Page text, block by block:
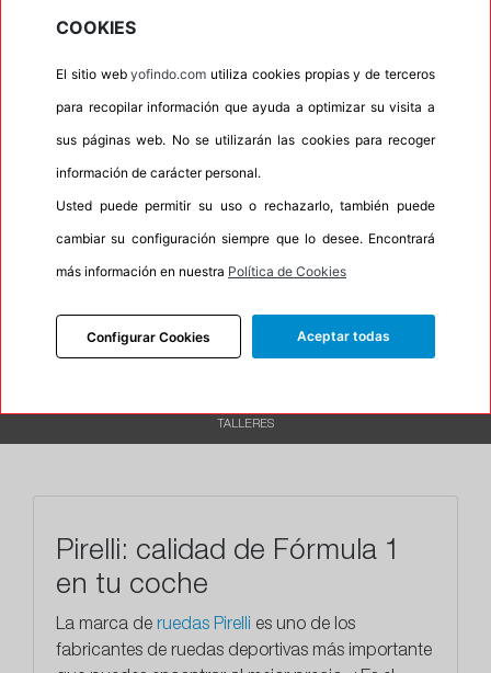
Banda blanca
No
Calidad PREMIUM
P.O.R. No
Oportunidad No
INFORMACIÓN
DESCRIPCIÓN
CARACTERÍSTICAS
TALLERES
Pirelli: calidad de Fórmula 1
en tu coche
La marca de ruedas Pirelli es uno de los
fabricantes de ruedas deportivas más importante
COOKIES
El sitio webyofindo.com utiliza cookies propias y de terceros
para recopilar información que ayuda a optimizar su visita a
sus páginas web. No se utilizarán las cookies para recoger
información de carácter personal.
Usted puede permitir su uso o rechazarlo, también puede
cambiar su configuración siempre que lo desee. Encontrará
más información en nuestra Política de Cookies
Configurar Cookies Aceptar todas